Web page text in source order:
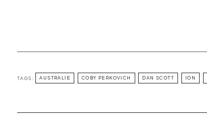
TAGS: AUSTRALIE COBY PERKOVICH DAN SCOTT ION